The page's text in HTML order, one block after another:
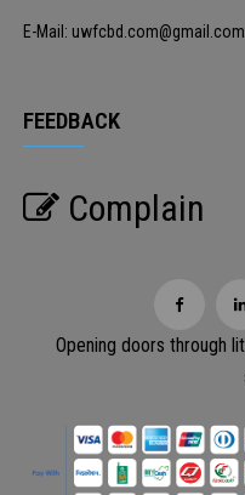
E-Mail: uwfcbd.com@gmail.com
FEEDBACK
Complain
Opening doors through